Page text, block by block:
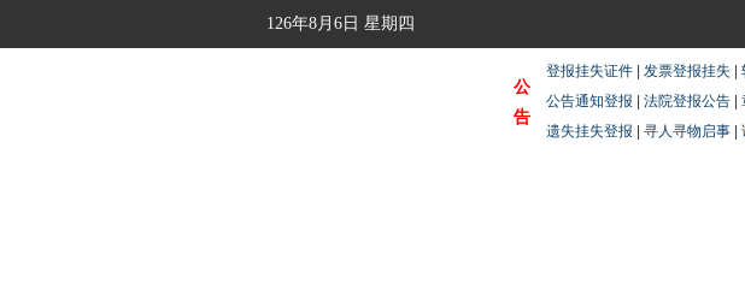
126年8月6日 星期四
公
告
登报挂失证件 发票登报挂失
公告通知登报
法院登报公告
遗失挂失登报
寻人寻物启事